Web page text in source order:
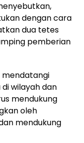
dengan cara
dua tetes
pemberian
mendatangi
wilayah dan
mendukung
oleh
mendukung